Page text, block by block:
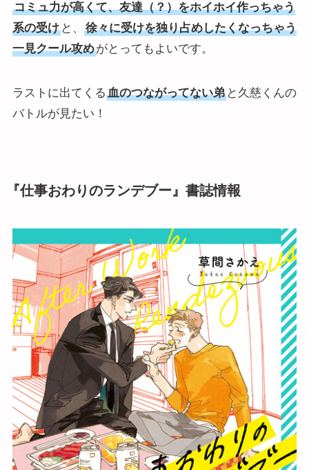
コミュ力が高くて、友達（？）をホイホイ作っちゃう
系の受けと、
徐々に受けを独り占めしたくなっちゃう
一見クール攻めがとってもよいです。
ラストに出てくる 血のつながってない弟と久慈くんの
バトルが見たい！
『仕事おわりのランデブー』書誌情報